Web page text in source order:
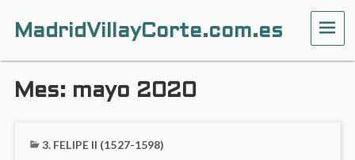
MadridVillayCorte.com.es
Mes: mayo 2020
3. FELIPE II (1527-1598)